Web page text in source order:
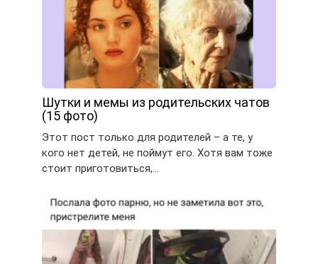
Шутки и мемы из родительских чатов
(15 фото)
Этот пост только для родителей – а те, у
кого нет детей, не поймут его. Хотя вам тоже
стоит приготовиться,…